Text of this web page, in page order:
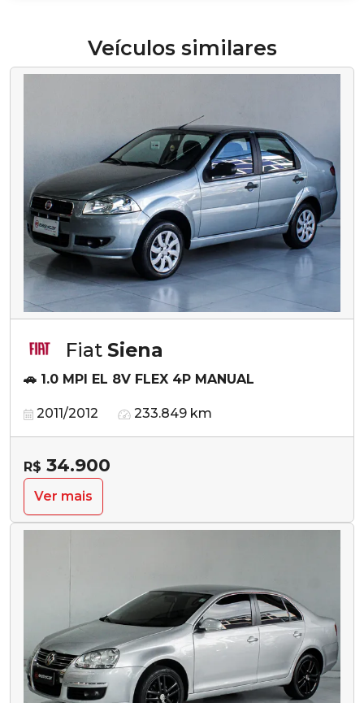
Veículos similares
Fiat Siena
🚗 1.0 MPI EL 8V FLEX 4P MANUAL
2011/2012 233.849 km
R$ 34.900
Ver mais